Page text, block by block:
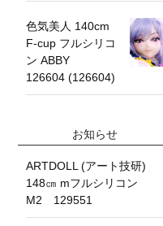
色気美人 140cm
F-cup フルシリコ
ン ABBY
126604 (126604)
お知らせ
ARTDOLL (アート技研)
148㎝ mフルシリコン
M2 129551